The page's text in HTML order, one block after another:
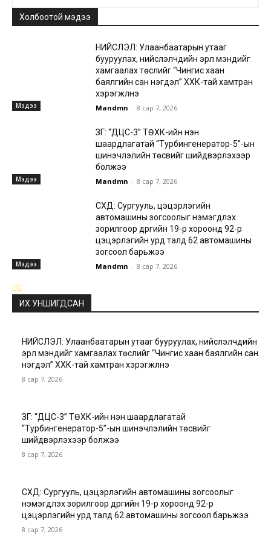
Холбоотой мэдээ
Мэдээ
НИЙСЛЭЛ: Улаанбаатарын утааг
бууруулах, нийслэлчүүдийн эрүүл мэндийг
хамгаалах төслийг “Чингис хаан
баялгийн сан нэгдэл” ХХК-тай хамтран
хэрэгжүүлнэ
Mandmn - 8 сар 7, 2026
Мэдээ
ЗГ: “ДЦС-3” ТӨХК-ийн нэн
шаардлагатай “Турбингенератор-5”-ын
шинэчлэлийн төсвийг шийдвэрлэхээр
болжээ
Mandmn - 8 сар 7, 2026
Мэдээ
СХД: Сургууль, цэцэрлэгийн
автомашины зогсоолыг нэмэгдүүлэх
зорилгоор дүүргийн 19-р хороонд 92-р
цэцэрлэгийн урд талд 62 автомашины
зогсоол барьжээ
Mandmn - 8 сар 7, 2026
ИХ УНШИГДСАН
НИЙСЛЭЛ: Улаанбаатарын утааг бууруулах, нийслэлчүүдийн
эрүүл мэндийг хамгаалах төслийг “Чингис хаан баялгийн сан
нэгдэл” ХХК-тай хамтран хэрэгжүүлнэ
8 сар 7, 2026
ЗГ: “ДЦС-3” ТӨХК-ийн нэн шаардлагатай
“Турбингенератор-5”-ын шинэчлэлийн төсвийг
шийдвэрлэхээр болжээ
8 сар 7, 2026
СХД: Сургууль, цэцэрлэгийн автомашины зогсоолыг
нэмэгдүүлэх зорилгоор дүүргийн 19-р хороонд 92-р
цэцэрлэгийн урд талд 62 автомашины зогсоол барьжээ
8 сар 7, 2026